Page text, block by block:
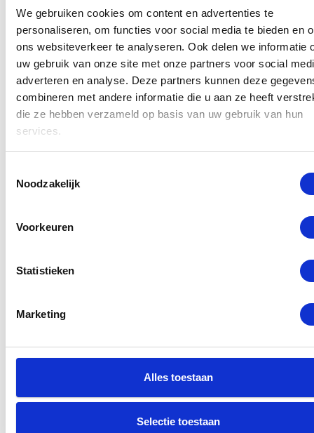
We gebruiken cookies om content en advertenties te
personaliseren, om functies voor social media te bieden en
ons websiteverkeer te analyseren. Ook delen we informatie
uw gebruik van onze site met onze partners voor social
adverteren en analyse. Deze partners kunnen deze
combineren met andere informatie die u aan ze heeft
die ze hebben verzameld op basis van uw gebruik van hun
services.
Noodzakelijk
Voorkeuren
Statistieken
Marketing
Alles toestaan
Selectie toestaan
kunt u in de meeste gevallen binnen 1 a 2 uur
worden geholpen.
Ook komt het vaak voor dat andere onderdelen aan
de Surface kapot gaan:
– Surface Book Batterij loopt snel leeg of laadt niet
loop vaak vast.
dat beeld geeft.
Surface
Over Microsoft Surface
Ultralicht en veelzijdig. Werk vrijwel overal met een
batterijlevensduur tot wel 13,5 uur. De Surface Pro is